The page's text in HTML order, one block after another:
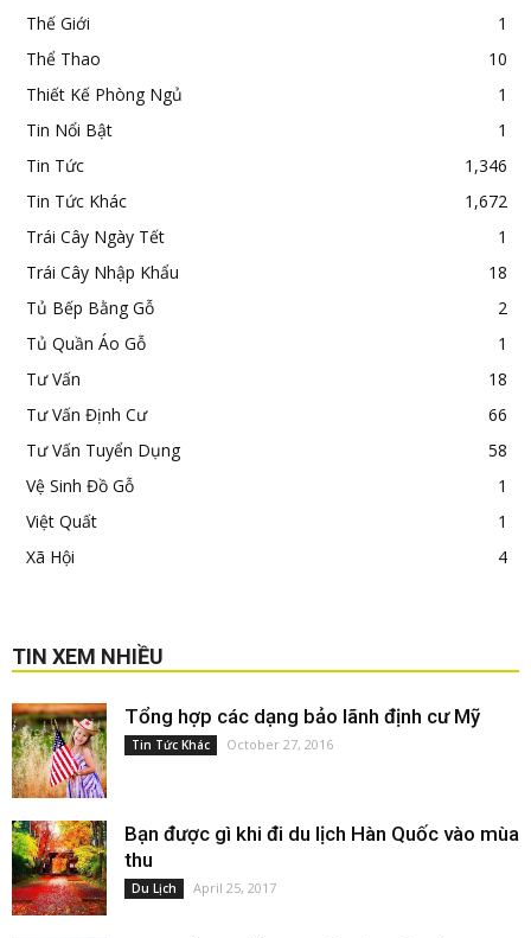
Thế Giới
1
Thể Thao
10
Thiết Kế Phòng Ngủ
1
Tin Nổi Bật
1
Tin Tức
1,346
Tin Tức Khác
1,672
Trái Cây Ngày Tết
1
Trái Cây Nhập Khẩu
18
Tủ Bếp Bằng Gỗ
2
Tủ Quần Áo Gỗ
1
Tư Vấn
18
Tư Vấn Định Cư
66
Tư Vấn Tuyển Dụng
58
Vệ Sinh Đồ Gỗ
1
Việt Quất
1
Xã Hội
4
TIN XEM NHIỀU
Tổng hợp các dạng bảo lãnh định cư Mỹ
Tin Tức Khác October 27, 2016
Bạn được gì khi đi du lịch Hàn Quốc vào mùa
thu
Du Lịch April 25, 2017